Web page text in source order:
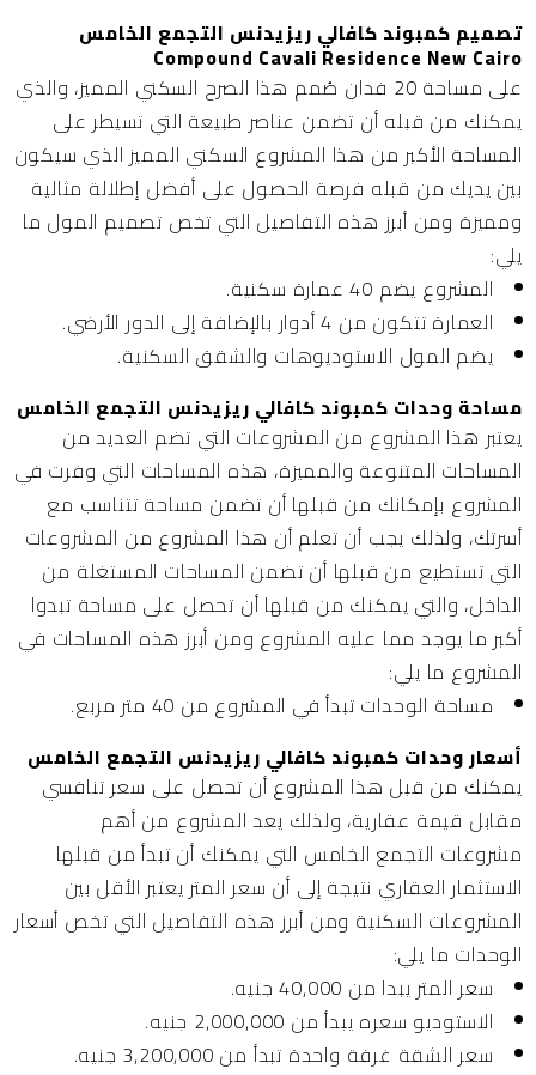
تصميم كمبوند كافالي ريزيدنس التجمع الخامس
Compound Cavali Residence New Cairo
على مساحة 20 فدان صُمم هذا الصرح السكني المميز، والذي
يمكنك من قبله أن تضمن عناصر طبيعة التي تسيطر على
المساحة الأكبر من هذا المشروع السكني المميز الذي سيكون
بين يديك من قبله فرصة الحصول على أفضل إطلالة مثالية
ومميزة ومن أبرز هذه التفاصيل التي تخص تصميم المول ما
يلي:
المشروع يضم 40 عمارة سكنية.
العمارة تتكون من 4 أدوار بالإضافة إلى الدور الأرضي.
يضم المول الاستوديوهات والشقق السكنية.
مساحة وحدات كمبوند كافالي ريزيدنس التجمع الخامس
يعتبر هذا المشروع من المشروعات التي تضم العديد من
المساحات المتنوعة والمميزة، هذه المساحات التي وفرت في
المشروع بإمكانك من قبلها أن تضمن مساحة تتناسب مع
أسرتك، ولذلك يجب أن تعلم أن هذا المشروع من المشروعات
التي تستطيع من قبلها أن تضمن المساحات المستغلة من
الداخل، والتي يمكنك من قبلها أن تحصل على مساحة تبدوا
أكبر ما يوجد مما عليه المشروع ومن أبرز هذه المساحات في
المشروع ما يلي:
مساحة الوحدات تبدأ في المشروع من 40 متر مربع.
أسعار وحدات كمبوند كافالي ريزيدنس التجمع الخامس
يمكنك من قبل هذا المشروع أن تحصل على سعر تنافسي
مقابل قيمة عقارية، ولذلك يعد المشروع من أهم
مشروعات التجمع الخامس التي يمكنك أن تبدأ من قبلها
الاستثمار العقاري نتيجة إلى أن سعر المتر يعتبر الأقل بين
المشروعات السكنية ومن أبرز هذه التفاصيل التي تخص أسعار
الوحدات ما يلي:
سعر المتر يبدا من 40,000 جنيه.
الاستوديو سعره يبدأ من 2,000,000 جنيه.
سعر الشقة غرفة واحدة تبدأ من 3,200,000 جنيه.